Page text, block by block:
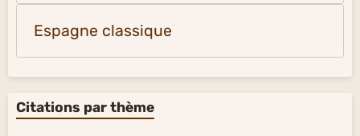
Espagne classique
Citations par thème